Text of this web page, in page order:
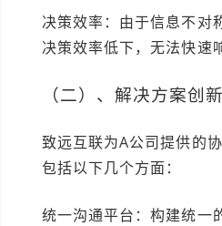
决策效率：由于信息不对
决策效率低下，无法快速
（二）、解决方案创
致远互联为A公司提供的
包括以下几个方面：
统一沟通平台：构建统一